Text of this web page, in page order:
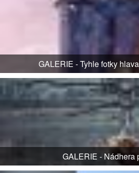
GALERIE - Tyhle fotky
GALERIE - Nádhera